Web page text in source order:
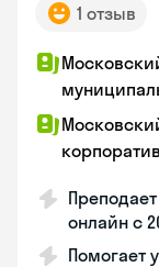
1 отзыв
онлайн с
Помогает